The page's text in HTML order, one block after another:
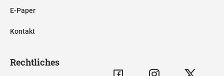
E-Paper
Kontakt
Rechtliches